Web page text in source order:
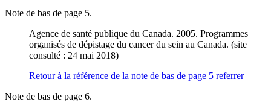
Note de bas de page 5.
Agence de santé publique du Canada. 2005. Programmes
organisés de dépistage du cancer du sein au Canada. (site
consulté : 24 mai 2018)
Retour à la référence de la note de bas de page 5 referrer
Note de bas de page 6.